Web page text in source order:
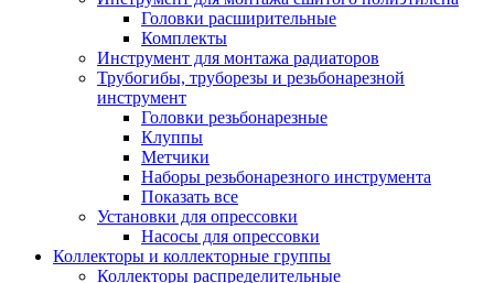
Головки расширительные
Комплекты
Инструмент для монтажа радиаторов
Трубогибы, труборезы и резьбонарезной
инструмент
Головки резьбонарезные
Клуппы
Метчики
Наборы резьбонарезного инструмента
Показать все
Установки для опрессовки
Насосы для опрессовки
Коллекторы и коллекторные группы
Коллекторы распределительные